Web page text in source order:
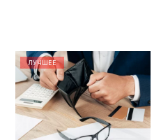
ЛУЧШЕЕ